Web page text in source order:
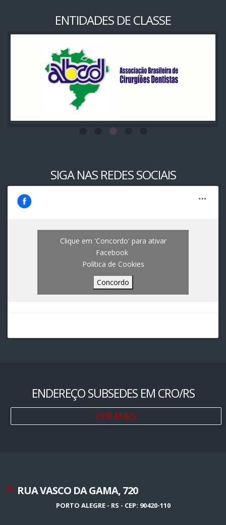
ENTIDADES DE CLASSE
SIGA NAS REDES SOCIAIS
Clique em 'Concordo' para ativar
Facebook
Política de Cookies
Concordo
ENDEREÇO SUBSEDES EM CRO/RS
VER MAIS
RUA VASCO DA GAMA, 720
PORTO ALEGRE - RS - CEP: 90420-110